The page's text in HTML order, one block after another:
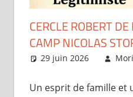
CERCLE ROBERT
CAMP NICOLAS
29 juin 2026
Un esprit de famille et